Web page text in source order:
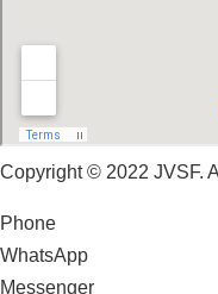
Copyright © 2022 JVSF.
Phone
WhatsApp
Messenger